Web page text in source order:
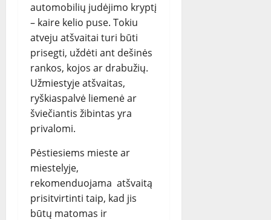
automobilių judėjimo kryptį
– kaire kelio puse. Tokiu
atveju atšvaitai turi būti
prisegti, uždėti ant dešinės
rankos, kojos ar drabužių.
Užmiestyje atšvaitas,
ryškiaspalvė liemenė ar
šviečiantis žibintas yra
privalomi.
Pėstiesiems mieste ar
miestelyje,
rekomenduojama atšvaitą
prisitvirtinti taip, kad jis
būtų matomas ir